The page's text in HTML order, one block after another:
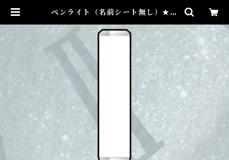
ペンライト（名前シート無し）★芸
ukawa